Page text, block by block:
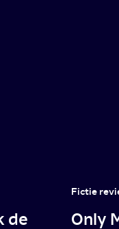
de
Fictie
Only